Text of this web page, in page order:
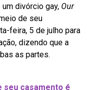
divórcio gay, Our
de seu
feira, 5 de julho para
dizendo que a
as partes.
seu casamento é